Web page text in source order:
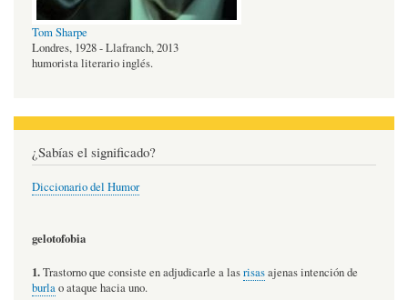
Tom Sharpe
Londres, 1928 - Llafranch, 2013
humorista literario inglés.
¿Sabías el significado?
Diccionario del Humor
gelotofobia
1.Trastorno que consiste en adjudicarle a lasrisasajenas intención de
burlao ataque hacia uno.